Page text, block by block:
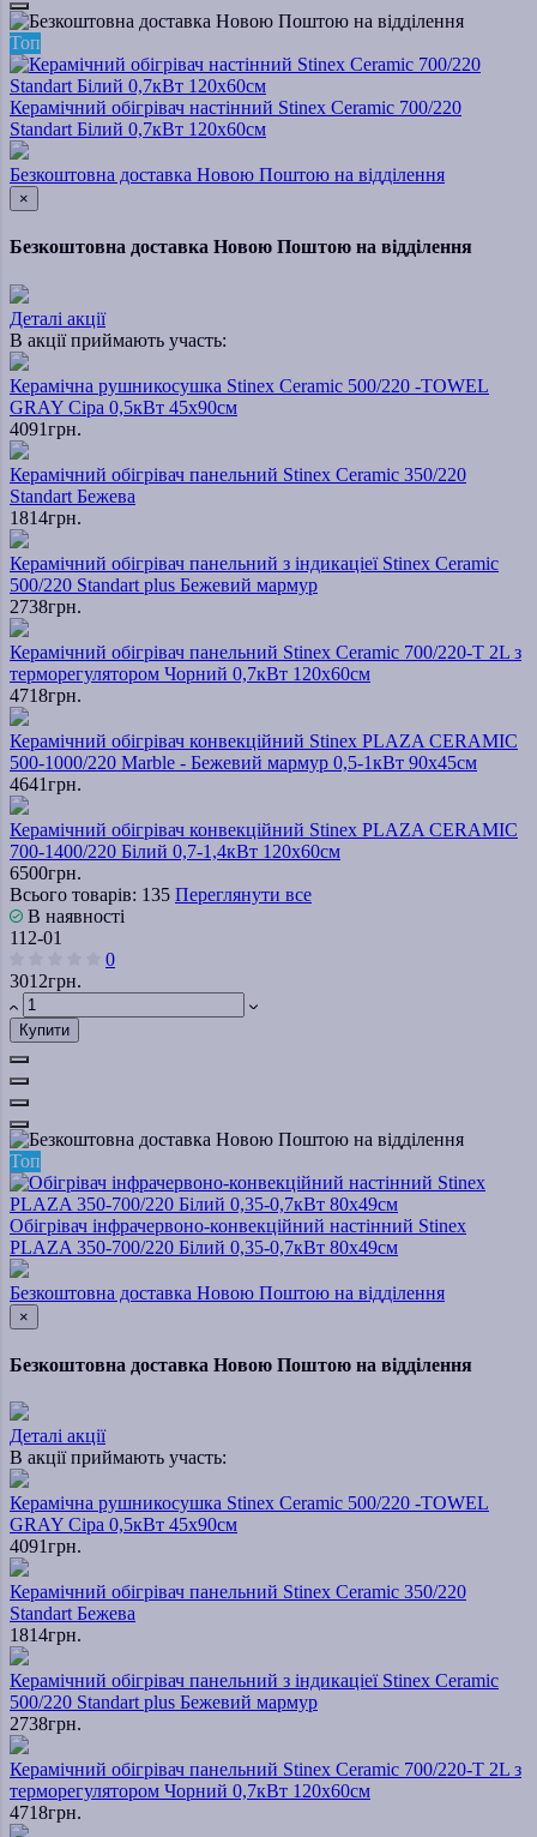
Топ
Керамічний обігрівач настінний Stinex Ceramic 700/220
Standart Білий 0,7кВт 120х60см
Безкоштовна доставка Новою Поштою на відділення
×
Безкоштовна доставка Новою Поштою на відділення
Деталі акції
В акції приймають участь:
Керамічна рушникосушка Stinex Ceramic 500/220 -TOWEL
GRAY Сіра 0,5кВт 45х90см
4091грн.
Керамічний обігрівач панельний Stinex Ceramic 350/220
Standart Бежева
1814грн.
Керамічний обігрівач панельний з індикаціеї Stinex Ceramic
500/220 Standart plus Бежевий мармур
2738грн.
Керамічний обігрівач панельний Stinex Ceramic 700/220-T 2L з
терморегулятором Чорний 0,7кВт 120х60см
4718грн.
Керамічний обігрівач конвекційний Stinex PLAZA CERAMIC
500-1000/220 Marble - Бежевий мармур 0,5-1кВт 90х45см
4641грн.
Керамічний обігрівач конвекційний Stinex PLAZA CERAMIC
700-1400/220 Білий 0,7-1,4кВт 120х60см
6500грн.
Всього товарів: 135 Переглянути все
В наявності
112-01
0
3012грн.
Купити
Топ
Обігрівач інфрачервоно-конвекційний настінний Stinex
PLAZA 350-700/220 Білий 0,35-0,7кВт 80х49см
Безкоштовна доставка Новою Поштою на відділення
×
Безкоштовна доставка Новою Поштою на відділення
Деталі акції
В акції приймають участь:
Керамічна рушникосушка Stinex Ceramic 500/220 -TOWEL
GRAY Сіра 0,5кВт 45х90см
4091грн.
Керамічний обігрівач панельний Stinex Ceramic 350/220
Standart Бежева
1814грн.
Керамічний обігрівач панельний з індикаціеї Stinex Ceramic
500/220 Standart plus Бежевий мармур
2738грн.
Керамічний обігрівач панельний Stinex Ceramic 700/220-T 2L з
терморегулятором Чорний 0,7кВт 120х60см
4718грн.